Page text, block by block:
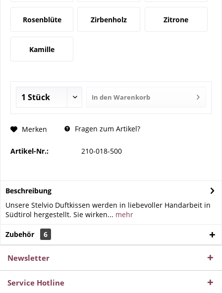
Rosenblüte Zirbenholz Zitrone
Kamille
In den Warenkorb
Merken Fragen zum Artikel?
Artikel-Nr.: 210-018-500
Beschreibung
Unsere Stelvio Duftkissen werden in liebevoller Handarbeit in
Südtirol hergestellt. Sie wirken... mehr
Zubehör 6
Newsletter
Service Hotline